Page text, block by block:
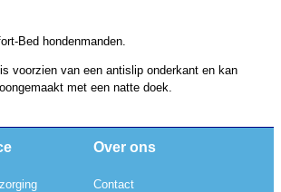
Bed hondenmanden.
voorzien van een antislip onderkant en kan
met een natte doek.
Over ons
Contact